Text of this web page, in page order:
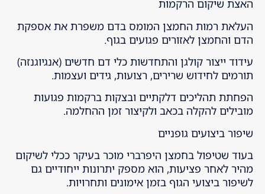
האצת שיקום הרקמות
העלאת רמות החמצן המומס בדם משפרת את אספקת
הדם והחמצן לאזורים פגועים בגוף.
עידוד ייצור קולגן והתחדשות כלי דם חדשים (אנגיוגנזה)
תורמים לחידוש שרירים, רצועות, גידים ועצמות.
הפחתת תהליכים דלקתיים ובצקות ברקמות פגועות
מובילים להקלה בכאב ולקיצור זמן ההחלמה.
שיפור ביצועים גופניים
בעוד שטיפול בחמצן היפרברי מוכר בעיקר ככלי לשיקום
מהיר לאחר פציעות, הוא מספק יתרונות ייחודיים גם
לשיפור ביצועי הגוף בזמן אימונים ותחרויות.